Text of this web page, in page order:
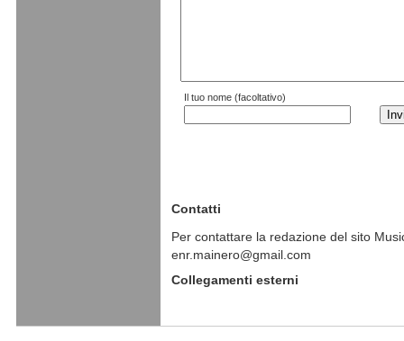
Il tuo nome (facoltativo)
Contatti
Per contattare la redazione del sito
enr.mainero@gmail.com
Collegamenti esterni